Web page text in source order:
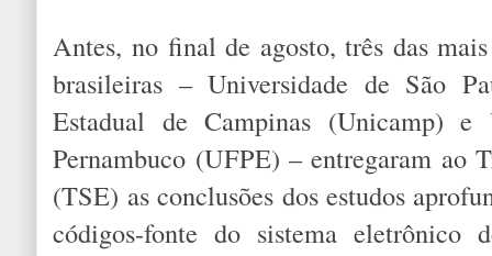
Antes, no final de agosto, três das
brasileiras – Universidade de São
Estadual de Campinas (Unicamp) e
Pernambuco (UFPE) – entregaram ao
(TSE) as conclusões dos estudos
códigos-fonte do sistema eletrônico